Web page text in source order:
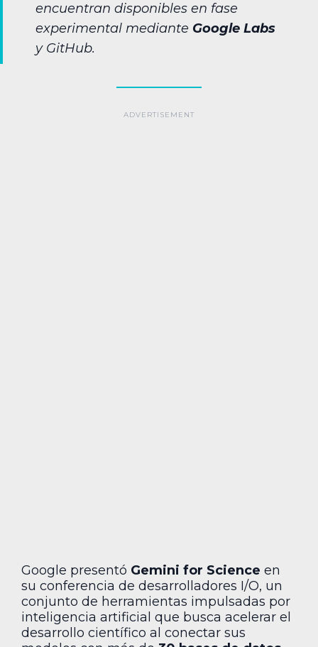
encuentran disponibles en fase
experimental mediante Google Labs
y GitHub.
Google presentó Gemini for Science en
su conferencia de desarrolladores I/O, un
conjunto de herramientas impulsadas por
inteligencia artificial que busca acelerar el
desarrollo científico al conectar sus